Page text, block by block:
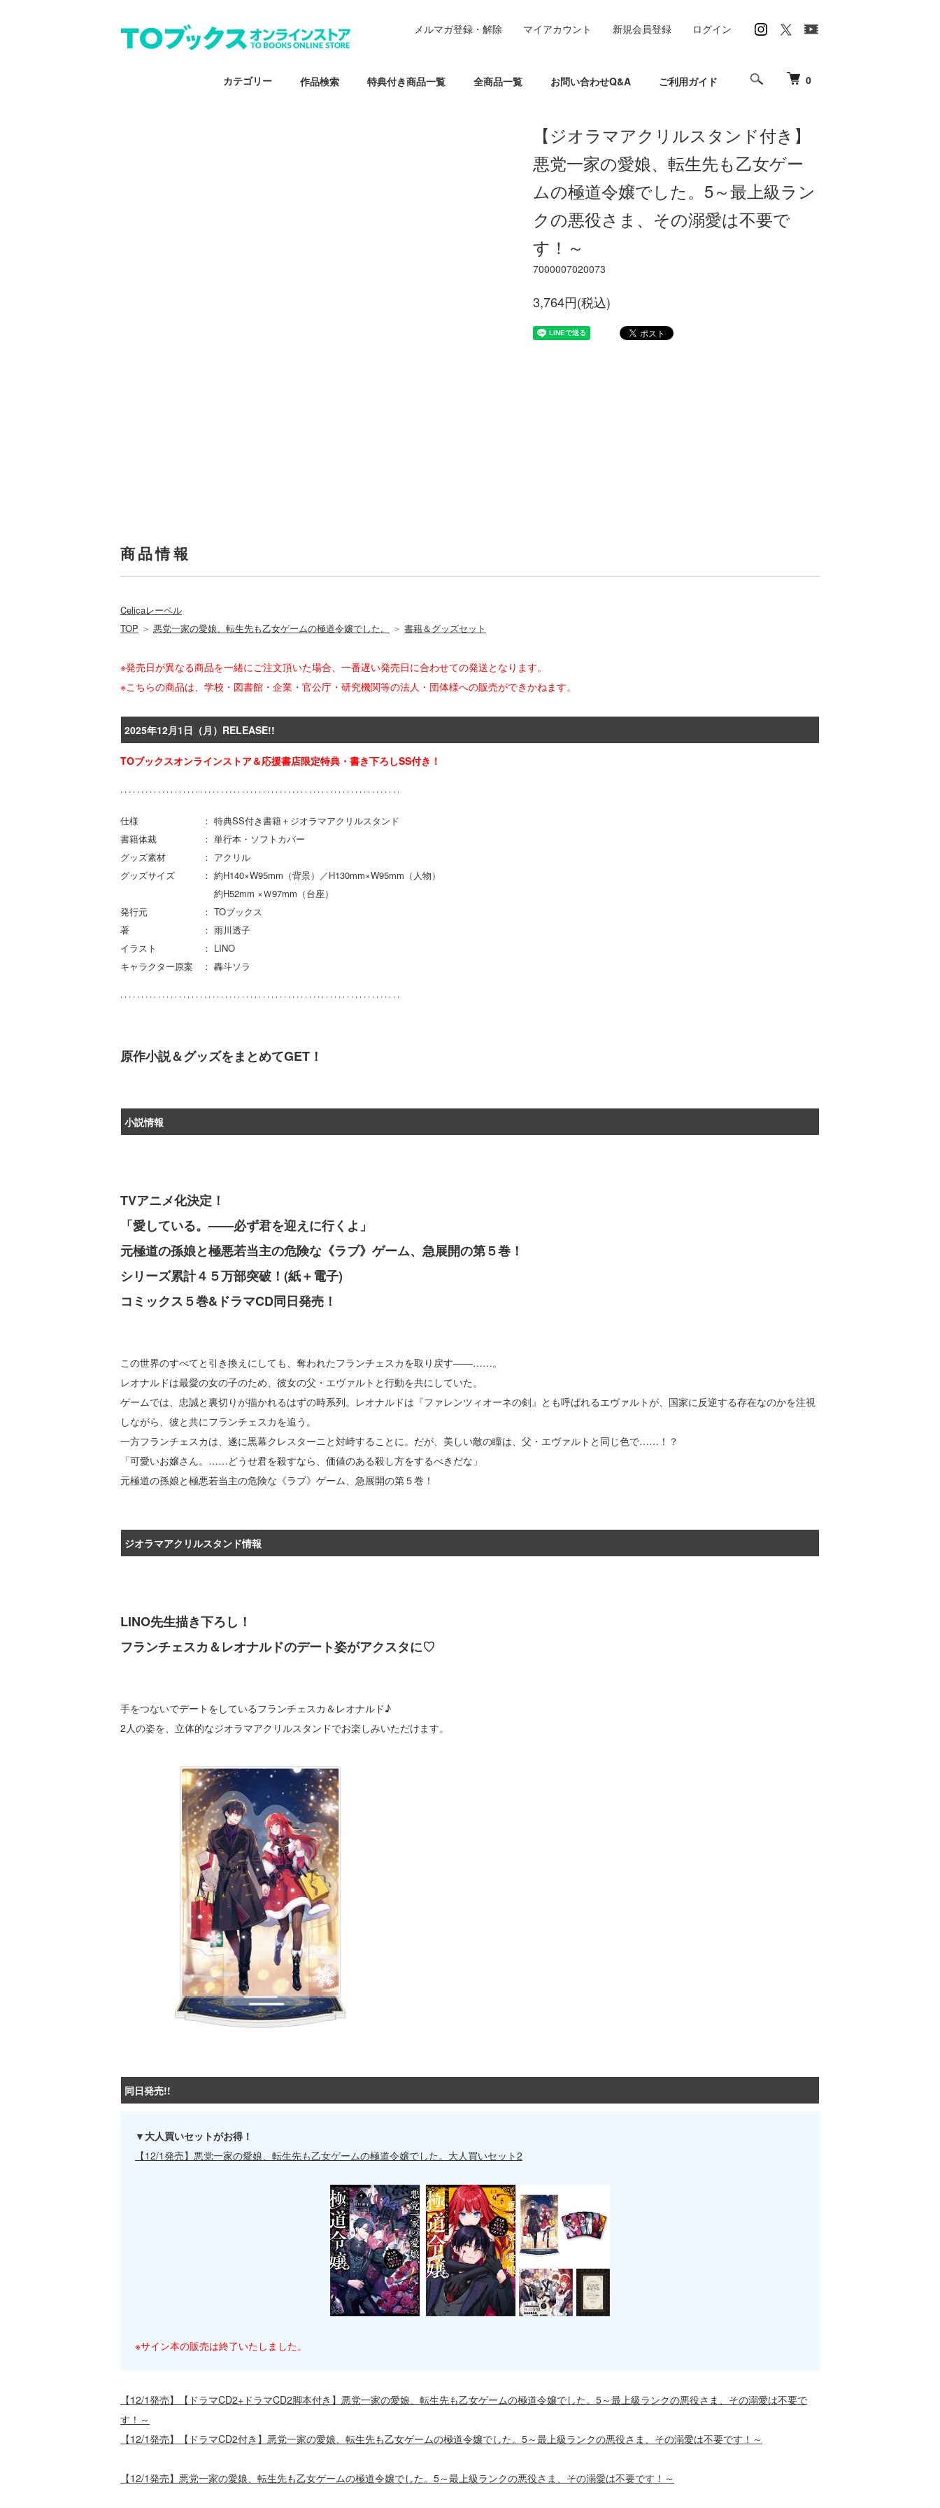
0
カテゴリー 作品検索 特典付き商品一覧 全商品一覧 お問い合わせQ&A ご利用ガイド
メルマガ登録・解除 マイアカウント 新規会員登録 ログイン
【ジオラマアクリルスタンド付き】
悪党一家の愛娘、転生先も乙女ゲー
ムの極道令嬢でした。5～最上級ラン
クの悪役さま、その溺愛は不要で
す！～
7000007020073
3,764円(税込)
商品情報
Celicaレーベル
TOP ＞ 悪党一家の愛娘、転生先も乙女ゲームの極道令嬢でした。 ＞ 書籍＆グッズセット
※発売日が異なる商品を一緒にご注文頂いた場合、一番遅い発売日に合わせての発送となります。
※こちらの商品は、学校・図書館・企業・官公庁・研究機関等の法人・団体様への販売ができかねます。
2025年12月1日（月）RELEASE!!
TOブックスオンラインストア＆応援書店限定特典・書き下ろしSS付き！
仕様 ： 特典SS付き書籍＋ジオラマアクリルスタンド
書籍体裁 ： 単行本・ソフトカバー
グッズ素材 ： アクリル
グッズサイズ ： 約H140×W95mm（背景）／H130mm×W95mm（人物）
約H52mm ×Ｗ97mm（台座）
発行元 ： TOブックス
著 ： 雨川透子
イラスト ： LINO
キャラクター原案 ： 轟斗ソラ
原作小説＆グッズをまとめてGET！
小説情報
TVアニメ化決定！
「愛している。――必ず君を迎えに行くよ」
元極道の孫娘と極悪若当主の危険な《ラブ》ゲーム、急展開の第５巻！
シリーズ累計４５万部突破！(紙＋電子)
コミックス５巻&ドラマCD同日発売！
この世界のすべてと引き換えにしても、奪われたフランチェスカを取り戻す――……。
レオナルドは最愛の女の子のため、彼女の父・エヴァルトと行動を共にしていた。
ゲームでは、忠誠と裏切りが描かれるはずの時系列。レオナルドは『ファレンツィオーネの剣』とも呼ばれるエヴァルトが、国家に反逆する存在なのかを注視
しながら、彼と共にフランチェスカを追う。
一方フランチェスカは、遂に黒幕クレスターニと対峙することに。だが、美しい敵の瞳は、父・エヴァルトと同じ色で……！？
「可愛いお嬢さん。……どうせ君を殺すなら、価値のある殺し方をするべきだな」
元極道の孫娘と極悪若当主の危険な《ラブ》ゲーム、急展開の第５巻！
ジオラマアクリルスタンド情報
LINO先生描き下ろし！
フランチェスカ＆レオナルドのデート姿がアクスタに♡
手をつないでデートをしているフランチェスカ＆レオナルド♪
2人の姿を、立体的なジオラマアクリルスタンドでお楽しみいただけます。
同日発売!!
▼大人買いセットがお得！
【12/1発売】悪党一家の愛娘、転生先も乙女ゲームの極道令嬢でした。大人買いセット2
※サイン本の販売は終了いたしました。
【12/1発売】【ドラマCD2+ドラマCD2脚本付き】悪党一家の愛娘、転生先も乙女ゲームの極道令嬢でした。5～最上級ランクの悪役さま、その溺愛は不要で
す！～
【12/1発売】【ドラマCD2付き】悪党一家の愛娘、転生先も乙女ゲームの極道令嬢でした。5～最上級ランクの悪役さま、その溺愛は不要です！～
【12/1発売】悪党一家の愛娘、転生先も乙女ゲームの極道令嬢でした。5～最上級ランクの悪役さま、その溺愛は不要です！～